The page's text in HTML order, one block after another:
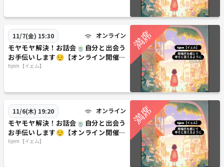
11/7(金) 15:30 オンライン
モヤモヤ解決！お話会🍵自分と出会う
お手伝いします😌【オンライン開催、
11月7日(金)15時30分〜】
hjem【イェム】
11/6(木) 19:20 オンライン
モヤモヤ解決！お話会🍵自分と出会う
お手伝いします😌【オンライン開催、
11月6日(木)19時20分〜】
hjem【イェム】